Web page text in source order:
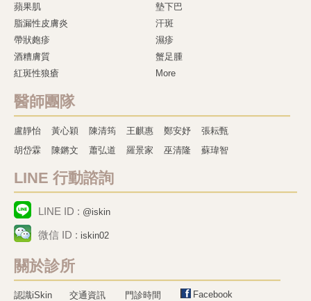
蘋果肌
墊下巴
脂漏性皮膚炎
汗斑
帶狀皰疹
濕疹
酒糟膚質
蟹足腫
紅斑性狼瘡
More
醫師團隊
盧靜怡 黃心穎 陳清筠 王麒惠 鄭安妤
張耘甄
胡岱霖
陳鏘文 蕭弘道 羅景家 巫清隆 蘇瑋智
LINE 行動諮詢
LINE ID : @iskin
微信 ID : iskin02
關於診所
認識iSkin 交通資訊 門診時間 Facebook